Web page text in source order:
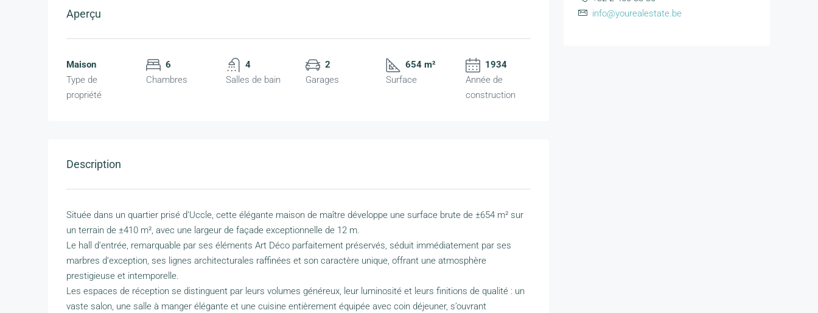
Aperçu
Maison
Type de
propriété
6
Chambres
4
Salles de bain
2
Garages
654 m²
Surface
1934
Année de
construction
Description
Située dans un quartier prisé d’Uccle, cette élégante maison de maître développe une surface brute de ±654 m² sur
un terrain de ±410 m², avec une largeur de façade exceptionnelle de 12 m.
Le hall d’entrée, remarquable par ses éléments Art Déco parfaitement préservés, séduit immédiatement par ses
marbres d’exception, ses lignes architecturales raffinées et son caractère unique, offrant une atmosphère
prestigieuse et intemporelle.
Les espaces de réception se distinguent par leurs volumes généreux, leur luminosité et leurs finitions de qualité : un
vaste salon, une salle à manger élégante et une cuisine entièrement équipée avec coin déjeuner, s’ouvrant
info@yourealestate.be